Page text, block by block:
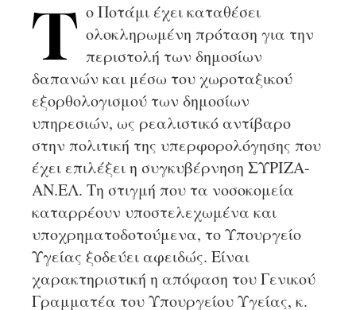
Τ ο Ποτάμι έχει καταθέσει
ολοκληρωμένη πρόταση για την
περιστολή των δημοσίων
δαπανών και μέσω του χωροταξικού
εξορθολογισμού των δημοσίων
υπηρεσιών, ως ρεαλιστικό αντίβαρο
στην πολιτική της υπερφορολόγησης που
έχει επιλέξει η συγκυβέρνηση ΣΥΡΙΖΑ-
ΑΝ.ΕΛ. Τη στιγμή που τα νοσοκομεία
καταρρέουν υποστελεχωμένα και
υποχρηματοδοτούμενα, το Υπουργείο
Υγείας ξοδεύει αφειδώς. Είναι
χαρακτηριστική η απόφαση του Γενικού
Γραμματέα του Υπουργείου Υγείας, κ.